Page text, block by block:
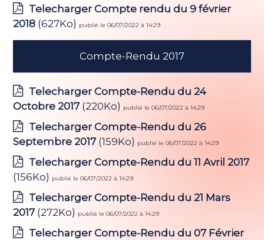
Telecharger Compte rendu du 9 février
2018 (627Ko) publié le 06/07/2022 à 14:29
Compte-Rendu 2017
Telecharger Compte-Rendu du 24
Octobre 2017 (220Ko) publié le 06/07/2022 à 14:29
Telecharger Compte-Rendu du 26
Septembre 2017 (159Ko) publié le 06/07/2022 à 14:29
Telecharger Compte-Rendu du 11 Avril 2017
(156Ko) publié le 06/07/2022 à 14:29
Telecharger Compte-Rendu du 21 Mars
2017 (272Ko) publié le 06/07/2022 à 14:29
Telecharger Compte-Rendu du 07 Février